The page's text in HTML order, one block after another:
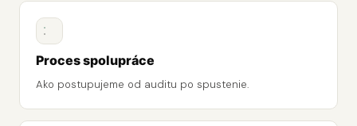
Proces spolupráce
Ako postupujeme od auditu po spustenie.